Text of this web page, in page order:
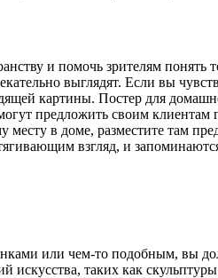
и помочь зрителям понять
выглядят. Если вы
картины. Постер для
предложить своим клиентам
в доме, разместите там
взгляд, и
или чем-то подобным, вы
искусства, таких как